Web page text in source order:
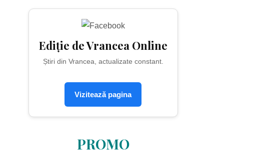
Ediție de Vrancea Online
Știri din Vrancea, actualizate constant.
Vizitează pagina
PROMO